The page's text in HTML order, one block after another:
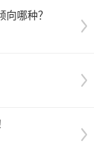
哪种？